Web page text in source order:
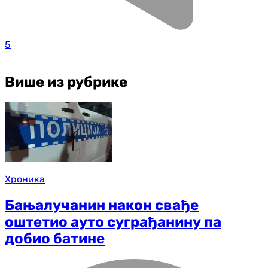
5
Више из рубрике
Хроника
Бањалучанин након свађе
оштетио ауто суграђанину па
добио батине